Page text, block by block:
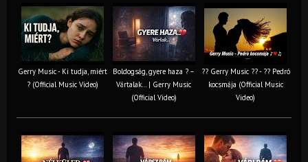
Gerry Music - Ki tudja, miért
? (Official Music Video)
Boldogság, gyere haza ? –
Vártalak… | Gerry Music
(Official Video)
?? Gerry Music ?? - ?? Pedró
kocsmája (Official Music
Video)